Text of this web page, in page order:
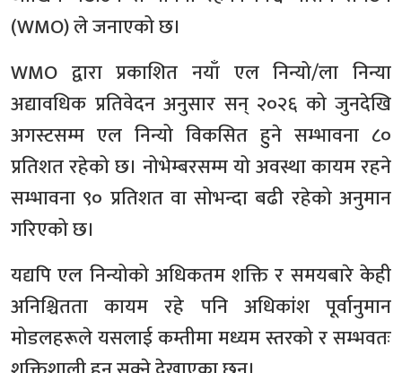
(WMO) ले जनाएको छ।
WMO द्वारा प्रकाशित नयाँ एल निन्यो/ला निन्या
अद्यावधिक प्रतिवेदन अनुसार सन् २०२६ को जुनदेखि
अगस्टसम्म एल निन्यो विकसित हुने सम्भावना ८०
प्रतिशत रहेको छ। नोभेम्बरसम्म यो अवस्था कायम रहने
सम्भावना ९० प्रतिशत वा सोभन्दा बढी रहेको अनुमान
गरिएको छ।
यद्यपि एल निन्योको अधिकतम शक्ति र समयबारे केही
अनिश्चितता कायम रहे पनि अधिकांश पूर्वानुमान
मोडलहरूले यसलाई कम्तीमा मध्यम स्तरको र सम्भवतः